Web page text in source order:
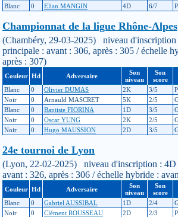
Blanc
0 Elian MANGIN 4D 6/7
Championnat de la ligue Rhône-Alpes
(Chambéry, 29-03-2025) niveau d'inscription
principale : avant : 306, après : 305 / échelle
après : 307)
Couleur Hd Adversaire
Son
niveau
Son
score
Blanc
0 Olivier DUMAS 2K 3/5
Noir
0 Arnauld MASCRET 5K 2/5
Blanc
0 Baptiste FIORINA 1D 3/5
Noir
0 Oscar YUNG 2K 2/5
Noir
0 Hugo MAUSSION 2D 3/5
24e tournoi de Lyon
(Lyon, 22-02-2025) niveau d'inscription : 4D
avant : 326, après : 306 / échelle hybride :
Couleur Hd Adversaire
Son
niveau
Son
score
Blanc
0 Gabriel AUSSIBAL 1D 2/4
Noir
0 Clément ROUSSEAU 2D 2/3